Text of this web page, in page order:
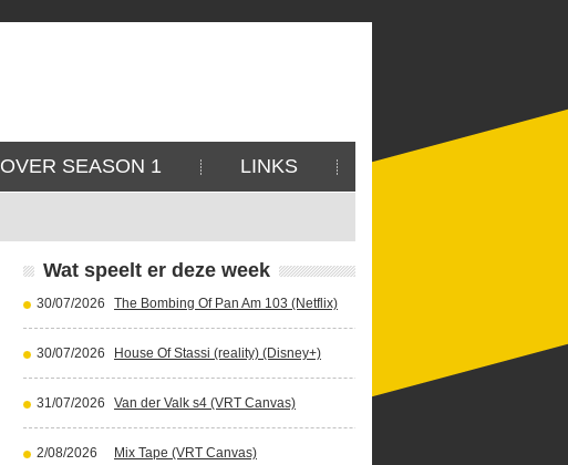
OVER SEASON 1 LINKS
Wat speelt er deze week
30/07/2026 The Bombing Of Pan Am 103 (Netflix)
30/07/2026 House Of Stassi (reality) (Disney+)
31/07/2026 Van der Valk s4 (VRT Canvas)
2/08/2026 Mix Tape (VRT Canvas)